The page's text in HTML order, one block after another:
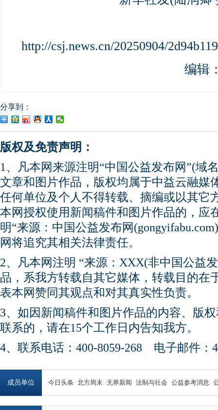
http://csj.news.cn/20250904/
编辑
分享到：
版权及免责声明：
1、凡本网来源注明“中国公益发布网”(域
文章和图片作品，版权均属于中益云融媒
任何单位及个人不得转载、摘编或以其它
本网授权使用新闻稿件和图片作品的，应
明“来源：中国公益发布网
网将追究其相关法律责任。
2、凡本网注明 “来源：XXX(非中国公益
品，系我方转载自其它媒体，转载目的在
表本网赞同其观点和对其真实性负责。
3、如因新闻稿件和图片作品的内容、版
联系的，请在15个工作日内告知我方。
4、联系电话：400-8059-268 电子邮件：
成员单位 今日头条 北方周末 无界新闻 法制与社会 公益参考消息